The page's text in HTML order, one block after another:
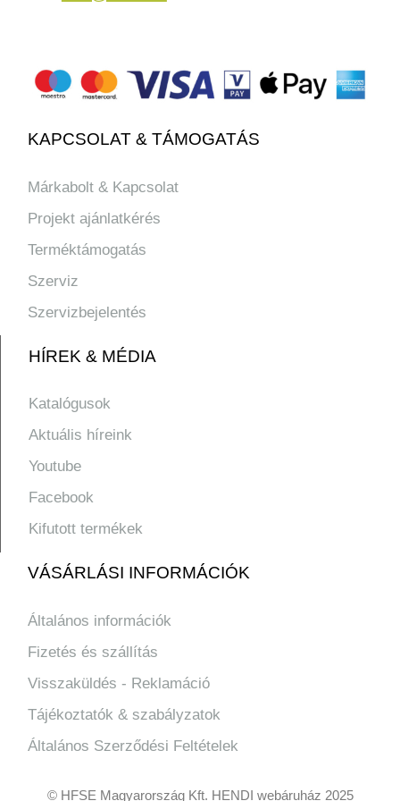
KAPCSOLAT & TÁMOGATÁS
Márkabolt & Kapcsolat
Projekt ajánlatkérés
Terméktámogatás
Szerviz
Szervizbejelentés
HÍREK & MÉDIA
Katalógusok
Aktuális híreink
Youtube
Facebook
Kifutott termékek
VÁSÁRLÁSI INFORMÁCIÓK
Általános információk
Fizetés és szállítás
Visszaküldés - Reklamáció
Tájékoztatók & szabályzatok
Általános Szerződési Feltételek
© HFSE Magyarország Kft. HENDI webáruház 2025